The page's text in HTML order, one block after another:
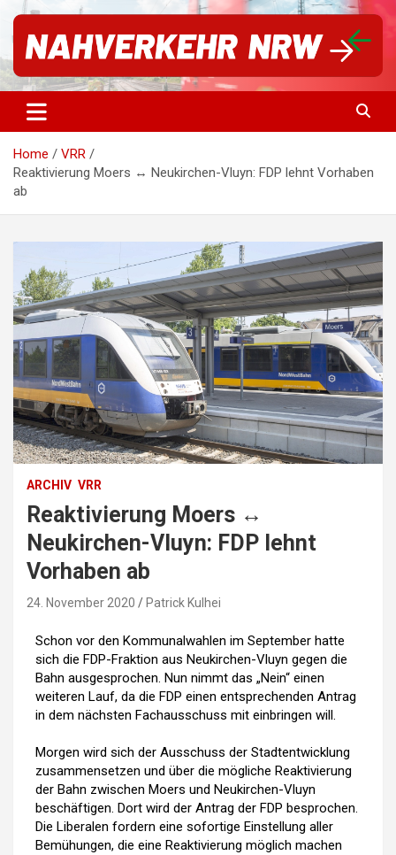
Nahverkehr NRW
Für einen starken Nahverkehr in NRW | #vorwärtsNRW
Home
VRR
Reaktivierung Moers ↔️ Neukirchen-Vluyn: FDP lehnt Vorhaben
ab
ARCHIV VRR
Reaktivierung Moers ↔️
Neukirchen-Vluyn: FDP lehnt
Vorhaben ab
24. November 2020 Patrick Kulhei
Schon vor den Kommunalwahlen im September hatte
sich die FDP-Fraktion aus Neukirchen-Vluyn gegen die
Bahn ausgesprochen. Nun nimmt das „Nein“ einen
weiteren Lauf, da die FDP einen entsprechenden Antrag
in dem nächsten Fachausschuss mit einbringen will.
Morgen wird sich der Ausschuss der Stadtentwicklung
zusammensetzen und über die mögliche Reaktivierung
der Bahn zwischen Moers und Neukirchen-Vluyn
beschäftigen. Dort wird der Antrag der FDP besprochen.
Die Liberalen fordern eine sofortige Einstellung aller
Bemühungen, die eine Reaktivierung möglich machen